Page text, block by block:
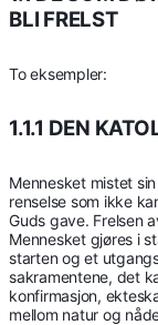
BLI FRELST
To eksempler:
1.1.1 DEN
Mennesket mistet
renselse som ikke
Guds gave. Frelsen
Mennesket gjøres i
starten og et
sakramentene, det
konfirmasjon,
mellom natur og